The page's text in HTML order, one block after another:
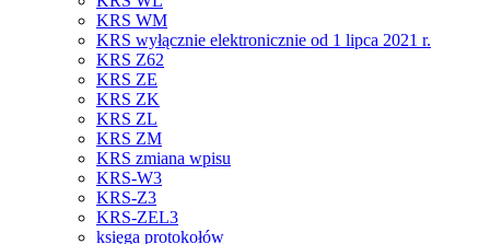
KRS WM
KRS wyłącznie elektronicznie od 1 lipca 2021 r.
KRS Z62
KRS ZE
KRS ZK
KRS ZL
KRS ZM
KRS zmiana wpisu
KRS-W3
KRS-Z3
KRS-ZEL3
księga protokołów